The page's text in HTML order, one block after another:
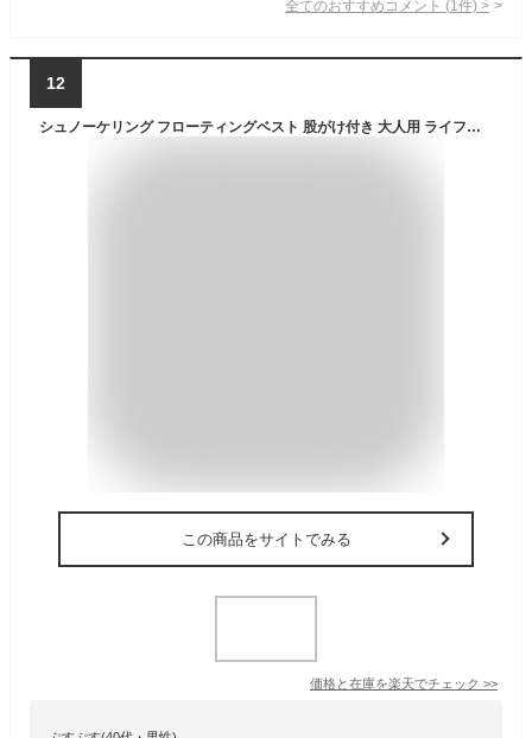
全てのおすすめコメント (1 件) >
12
シュノーケリング フローティングベスト 股がけ付き 大人用 ライフジャケット シュノーケルベスト HeleiWaho ヘレイワホ 海水浴 ビーチアイテム 海遊び プール 安全設計 水辺レジャー 川遊び
この商品をサイトでみる
価格と在庫を楽天でチェック >>